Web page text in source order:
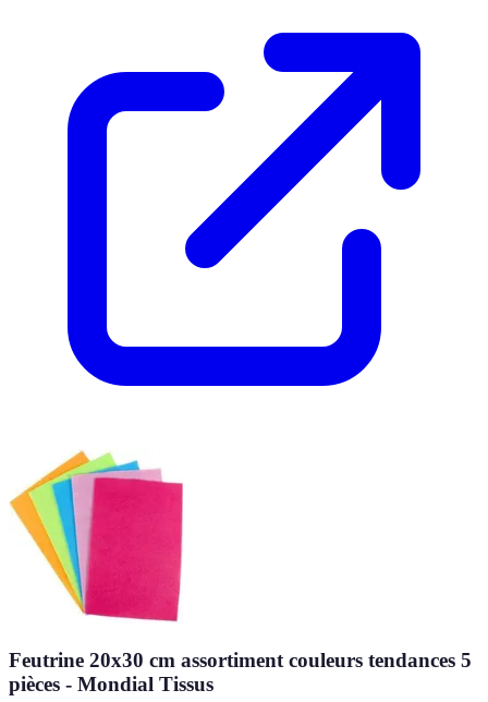
Feutrine 20x30 cm assortiment couleurs tendances 5
pièces - Mondial Tissus